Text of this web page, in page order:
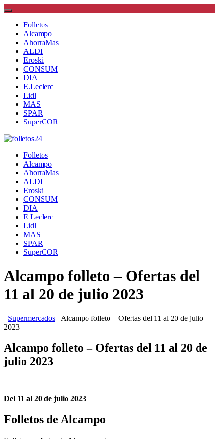
Folletos
Alcampo
AhorraMas
ALDI
Eroski
CONSUM
DIA
E.Leclerc
Lidl
MAS
SPAR
SuperCOR
folletos24Folletos
Alcampo
AhorraMas
ALDI
Eroski
CONSUM
DIA
E.Leclerc
Lidl
MAS
SPAR
SuperCOR
Alcampo folleto – Ofertas del
11 al 20 de julio 2023
Supermercados
Alcampo folleto – Ofertas del 11 al 20 de julio
2023
Alcampo folleto – Ofertas del 11 al 20 de
julio 2023
Del 11 al 20 de julio 2023
Folletos de Alcampo